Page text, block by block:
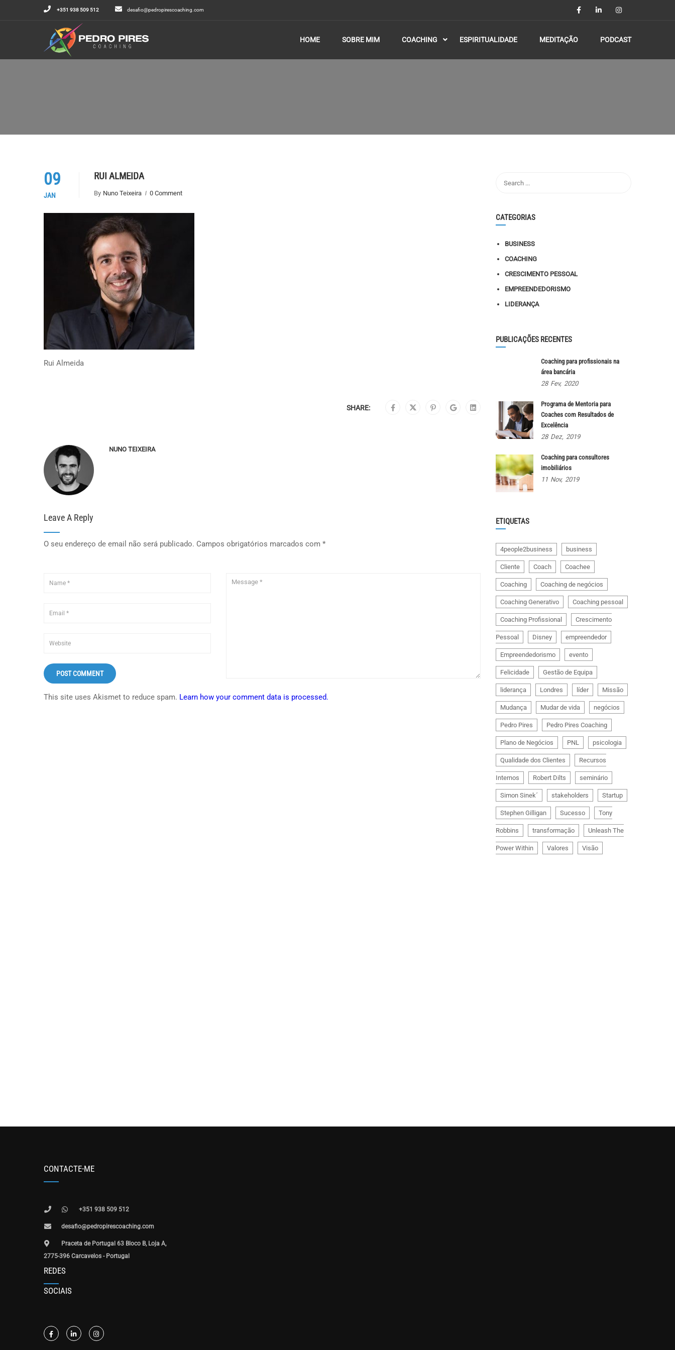
+351 938 509 512 desafio@pedropirescoaching.com
HOME SOBRE MIM COACHING ESPIRITUALIDADE MEDITAÇÃO PODCAST
09
JAN
RUI ALMEIDA
By Nuno Teixeira 0 Comment
Rui Almeida
SHARE:
NUNO TEIXEIRA
Leave A Reply
O seu endereço de email não será publicado. Campos obrigatórios marcados com *
This site uses Akismet to reduce spam. Learn how your comment data is processed.
CATEGORIAS
BUSINESS
COACHING
CRESCIMENTO PESSOAL
EMPREENDEDORISMO
LIDERANÇA
PUBLICAÇÕES RECENTES
Coaching para profissionais na
área bancária
28 Fev, 2020
Programa de Mentoria para
Coaches com Resultados de
Excelência
28 Dez, 2019
Coaching para consultores
imobiliários
11 Nov, 2019
ETIQUETAS
4people2business business
Cliente Coach Coachee
Coaching Coaching de negócios
Coaching Generativo Coaching pessoal
Coaching Profissional Crescimento
Pessoal Disney empreendedor
Empreendedorismo evento
Felicidade Gestão de Equipa
liderança Londres líder Missão
Mudança Mudar de vida negócios
Pedro Pires Pedro Pires Coaching
Plano de Negócios PNL psicologia
Qualidade dos Clientes Recursos
Internos Robert Dilts seminário
Simon Sinek´ stakeholders Startup
Stephen Gilligan Sucesso Tony
Robbins transformação Unleash The
Power Within Valores Visão
CONTACTE-ME
+351 938 509 512
desafio@pedropirescoaching.com
Praceta de Portugal 63 Bloco B, Loja A,
2775-396 Carcavelos - Portugal
REDES
SOCIAIS